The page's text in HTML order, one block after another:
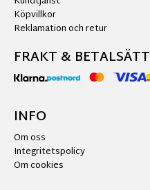
Köpvillkor
Reklamation och retur
FRAKT & BETALSÄTT
INFO
Om oss
Integritetspolicy
Om cookies